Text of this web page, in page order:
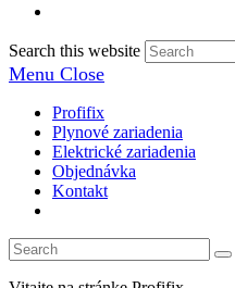
Search this website
Menu Close
Profifix
Plynové zariadenia
Elektrické zariadenia
Objednávka
Kontakt